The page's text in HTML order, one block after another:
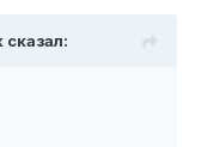
сказал: